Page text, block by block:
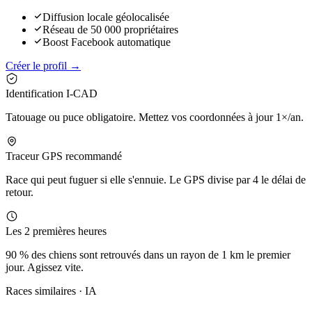
Diffusion locale géolocalisée
Réseau de 50 000 propriétaires
Boost Facebook automatique
Créer le profil →
Identification I-CAD
Tatouage ou puce obligatoire. Mettez vos coordonnées à jour 1×/an.
Traceur GPS recommandé
Race qui peut fuguer si elle s'ennuie. Le GPS divise par 4 le délai de
retour.
Les 2 premières heures
90 % des chiens sont retrouvés dans un rayon de 1 km le premier
jour. Agissez vite.
Races similaires · IA